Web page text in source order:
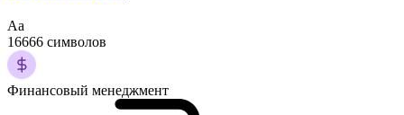
Аа
16666 символов
Финансовый менеджмент